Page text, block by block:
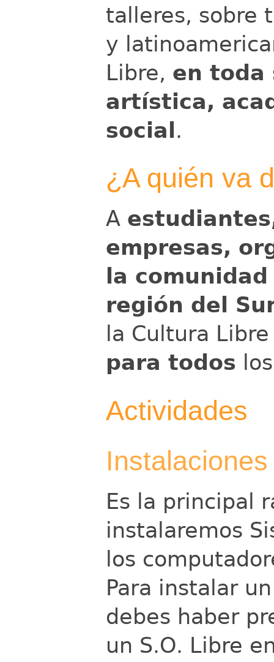
talleres, sobre
y
Libre, en toda
artística,
social.
¿A quién va
A
empresas,
la
región del
la Cultura
para todos
Actividades
Instalaciones
Es la principal
instalaremos
los
Para instalar
debes haber
un S.O. Libre